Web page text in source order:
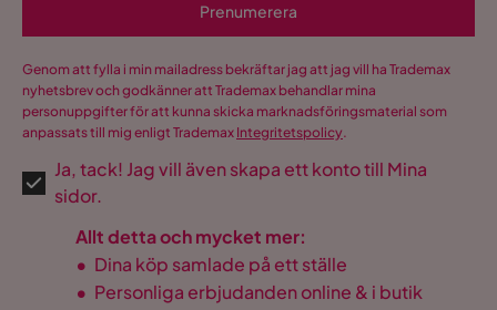
Prenumerera
Genom att fylla i min mailadress bekräftar jag att jag vill ha Trademax
nyhetsbrev och godkänner att Trademax behandlar mina
personuppgifter för att kunna skicka marknadsföringsmaterial som
anpassats till mig enligt Trademax Integritetspolicy.
Ja, tack! Jag vill även skapa ett konto till Mina
sidor.
Allt detta och mycket mer:
• Dina köp samlade på ett ställe
• Personliga erbjudanden online & i butik